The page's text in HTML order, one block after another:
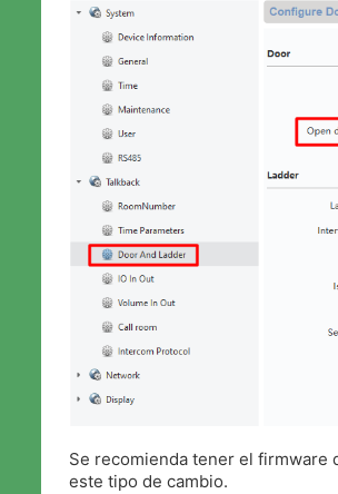
Se recomienda tener el firmware
este tipo de cambio.